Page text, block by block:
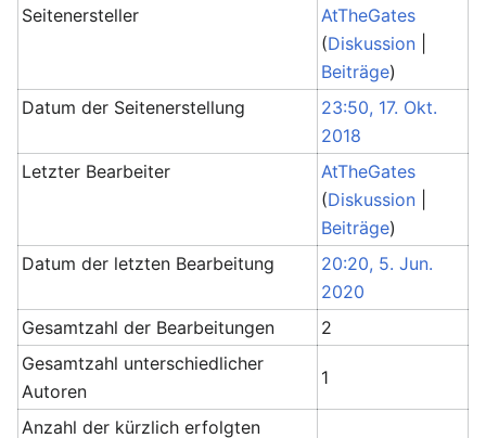
Seitenersteller
AtTheGates
(Diskussion
Beiträge)
Datum der Seitenerstellung
23:50, 17. Okt.
2018
Letzter Bearbeiter
AtTheGates
(Diskussion
Beiträge)
Datum der letzten Bearbeitung
20:20, 5. Jun.
2020
Gesamtzahl der Bearbeitungen
2
Gesamtzahl unterschiedlicher
Autoren
1
Anzahl der kürzlich erfolgten